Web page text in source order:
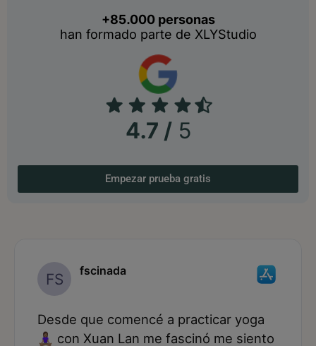
+85.000 personas
han formado parte de XLYStudio
4.7 /5
Empezar prueba gratis